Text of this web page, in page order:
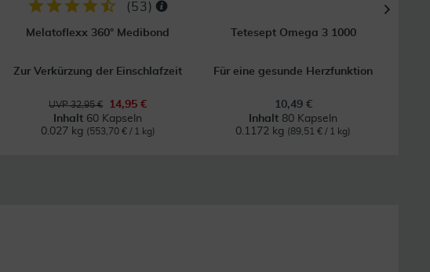
(53)
Melatoflexx 360° Medibond
Zur Verkürzung der Einschlafzeit
UVP 32,95 €
14,95 €
Inhalt 60 Kapseln
0.027 kg (553,70 € / 1 kg)
Tetesept Omega 3 1000
Für eine gesunde Herzfunktion
10,49 €
Inhalt 80 Kapseln
0.1172 kg (89,51 € / 1 kg)